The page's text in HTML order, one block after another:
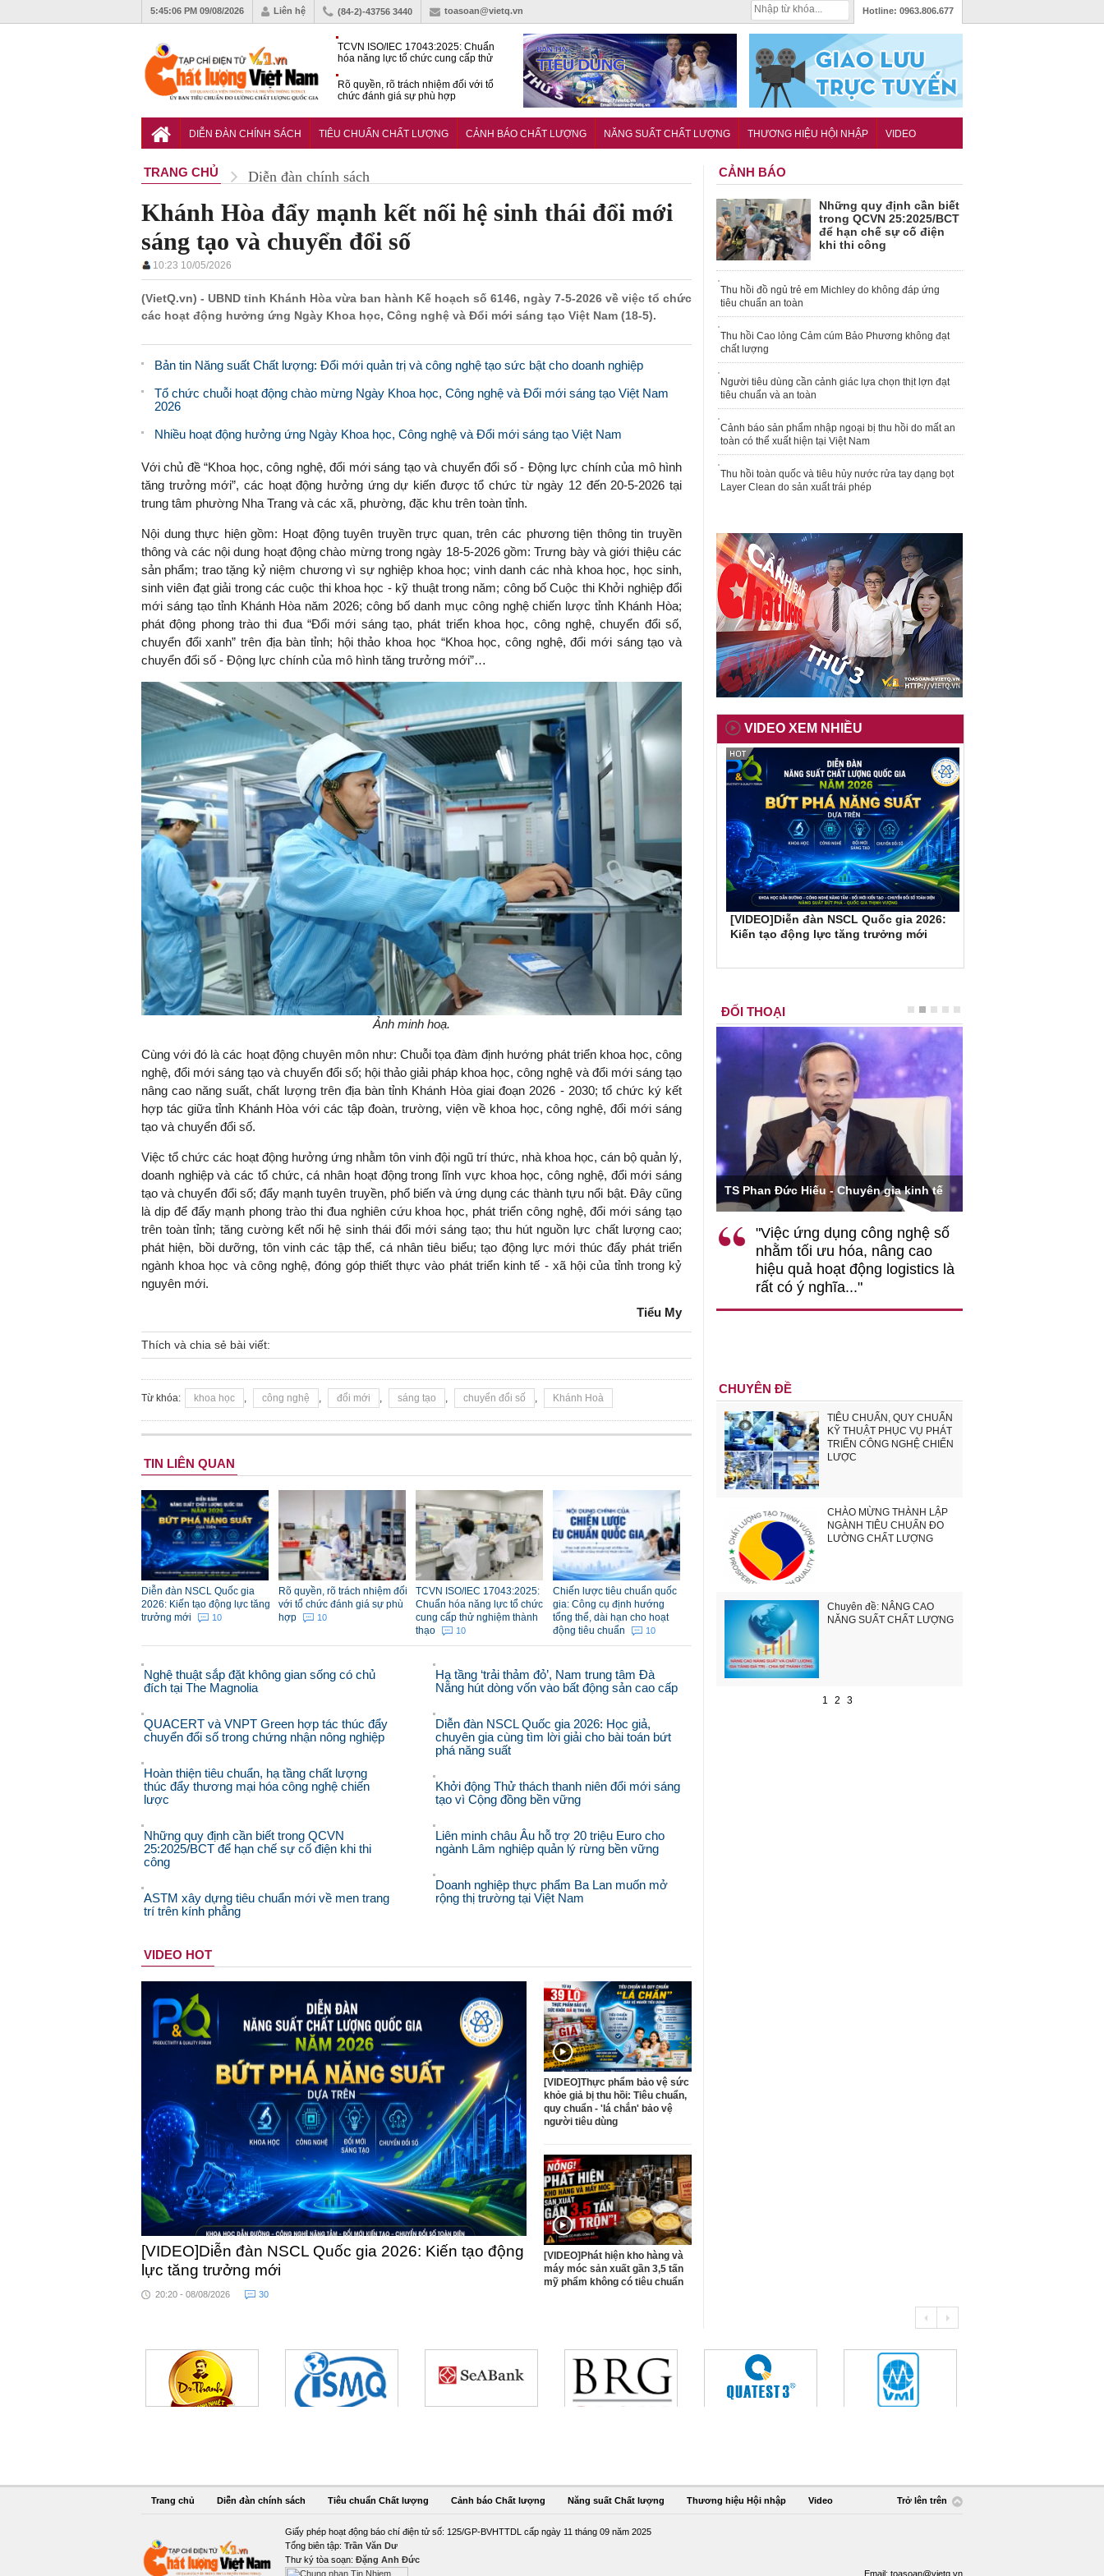
5:45:07 PM 09/08/2026 Liên hệ (84-2)-43756 3440 toasoan@vietq.vn Hotline: 0963.806.677
TCVN ISO/IEC 17043:2025: Chuẩn
hóa năng lực tổ chức cung cấp thử
Rõ quyền, rõ trách nhiệm đối với tổ
chức đánh giá sự phù hợp
Công cụ định hướng tổng thể, dài
DIỄN ĐÀN CHÍNH SÁCH TIÊU CHUẨN CHẤT LƯỢNG CẢNH BÁO CHẤT LƯỢNG NĂNG SUẤT CHẤT LƯỢNG THƯƠNG HIỆU HỘI NHẬP VIDEO
TRANG CHỦ Diễn đàn chính sách
Khánh Hòa đẩy mạnh kết nối hệ sinh thái đổi mới
sáng tạo và chuyển đổi số
10:23 10/05/2026
(VietQ.vn) - UBND tỉnh Khánh Hòa vừa ban hành Kế hoạch số 6146, ngày 7-5-2026 về việc tổ chức
các hoạt động hưởng ứng Ngày Khoa học, Công nghệ và Đổi mới sáng tạo Việt Nam (18-5).
Bản tin Năng suất Chất lượng: Đổi mới quản trị và công nghệ tạo sức bật cho doanh nghiệp
Tổ chức chuỗi hoạt động chào mừng Ngày Khoa học, Công nghệ và Đổi mới sáng tạo Việt Nam
2026
Nhiều hoạt động hưởng ứng Ngày Khoa học, Công nghệ và Đổi mới sáng tạo Việt Nam
Với chủ đề “Khoa học, công nghệ, đổi mới sáng tạo và chuyển đổi số - Động lực chính của mô hình
tăng trưởng mới”, các hoạt động hưởng ứng dự kiến được tổ chức từ ngày 12 đến 20-5-2026 tại
trung tâm phường Nha Trang và các xã, phường, đặc khu trên toàn tỉnh.
Nội dung thực hiện gồm: Hoạt động tuyên truyền trực quan, trên các phương tiện thông tin truyền
thông và các nội dung hoạt động chào mừng trong ngày 18-5-2026 gồm: Trưng bày và giới thiệu các
sản phẩm; trao tặng kỷ niệm chương vì sự nghiệp khoa học; vinh danh các nhà khoa học, học sinh,
sinh viên đạt giải trong các cuộc thi khoa học - kỹ thuật trong năm; công bố Cuộc thi Khởi nghiệp đổi
mới sáng tạo tỉnh Khánh Hòa năm 2026; công bố danh mục công nghệ chiến lược tỉnh Khánh Hòa;
phát động phong trào thi đua “Đổi mới sáng tạo, phát triển khoa học, công nghệ, chuyển đổi số,
chuyển đổi xanh” trên địa bàn tỉnh; hội thảo khoa học “Khoa học, công nghệ, đổi mới sáng tạo và
chuyển đổi số - Động lực chính của mô hình tăng trưởng mới”…
Ảnh minh hoạ.
Cùng với đó là các hoạt động chuyên môn như: Chuỗi tọa đàm định hướng phát triển khoa học, công
nghệ, đổi mới sáng tạo và chuyển đổi số; hội thảo giải pháp khoa học, công nghệ và đổi mới sáng tạo
nâng cao năng suất, chất lượng trên địa bàn tỉnh Khánh Hòa giai đoạn 2026 - 2030; tổ chức ký kết
hợp tác giữa tỉnh Khánh Hòa với các tập đoàn, trường, viện về khoa học, công nghệ, đổi mới sáng
tạo và chuyển đổi số.
Việc tổ chức các hoạt động hưởng ứng nhằm tôn vinh đội ngũ trí thức, nhà khoa học, cán bộ quản lý,
doanh nghiệp và các tổ chức, cá nhân hoạt động trong lĩnh vực khoa học, công nghệ, đổi mới sáng
tạo và chuyển đổi số; đẩy mạnh tuyên truyền, phổ biến và ứng dụng các thành tựu nổi bật. Đây cũng
là dịp để đẩy mạnh phong trào thi đua nghiên cứu khoa học, phát triển công nghệ, đổi mới sáng tạo
trên toàn tỉnh; tăng cường kết nối hệ sinh thái đổi mới sáng tạo; thu hút nguồn lực chất lượng cao;
phát hiện, bồi dưỡng, tôn vinh các tập thể, cá nhân tiêu biểu; tạo động lực mới thúc đẩy phát triển
ngành khoa học và công nghệ, đóng góp thiết thực vào phát triển kinh tế - xã hội của tỉnh trong kỷ
nguyên mới.
Tiểu My
Thích và chia sẻ bài viết:
Từ khóa: khoa học công nghệ đổi mới sáng tạo chuyển đổi số Khánh Hoà
TIN LIÊN QUAN
Diễn đàn NSCL Quốc gia
2026: Kiến tạo động lực tăng
trưởng mới
10
Rõ quyền, rõ trách nhiệm đối
với tổ chức đánh giá sự phù
hợp
10
TCVN ISO/IEC 17043:2025:
Chuẩn hóa năng lực tổ chức
cung cấp thử nghiệm thành
thạo
10
Chiến lược tiêu chuẩn quốc
gia: Công cụ định hướng
tổng thể, dài hạn cho hoạt
động tiêu chuẩn
10
Nghệ thuật sắp đặt không gian sống có chủ
đích tại The Magnolia
QUACERT và VNPT Green hợp tác thúc đẩy
chuyển đổi số trong chứng nhận nông nghiệp
Hoàn thiện tiêu chuẩn, hạ tầng chất lượng
thúc đẩy thương mại hóa công nghệ chiến
lược
Những quy định cần biết trong QCVN
25:2025/BCT để hạn chế sự cố điện khi thi
công
ASTM xây dựng tiêu chuẩn mới về men trang
trí trên kính phẳng
Hạ tầng ‘trải thảm đỏ’, Nam trung tâm Đà
Nẵng hút dòng vốn vào bất động sản cao cấp
Diễn đàn NSCL Quốc gia 2026: Học giả,
chuyên gia cùng tìm lời giải cho bài toán bứt
phá năng suất
Khởi động Thử thách thanh niên đổi mới sáng
tạo vì Cộng đồng bền vững
Liên minh châu Âu hỗ trợ 20 triệu Euro cho
ngành Lâm nghiệp quản lý rừng bền vững
Doanh nghiệp thực phẩm Ba Lan muốn mở
rộng thị trường tại Việt Nam
VIDEO HOT
[VIDEO]Diễn đàn NSCL Quốc gia 2026: Kiến tạo động
lực tăng trưởng mới
20:20 - 08/08/2026 30
[VIDEO]Thực phẩm bảo vệ sức
khỏe giả bị thu hồi: Tiêu chuẩn,
quy chuẩn - 'lá chắn' bảo vệ
người tiêu dùng
[VIDEO]Phát hiện kho hàng và
máy móc sản xuất gần 3,5 tấn
mỹ phẩm không có tiêu chuẩn
CẢNH BÁO
Những quy định cần biết
trong QCVN 25:2025/BCT
để hạn chế sự cố điện
khi thi công
Thu hồi đồ ngủ trẻ em Michley do không đáp ứng
tiêu chuẩn an toàn
Thu hồi Cao lỏng Cảm cúm Bảo Phương không đạt
chất lượng
Người tiêu dùng cần cảnh giác lựa chọn thịt lợn đạt
tiêu chuẩn và an toàn
Cảnh báo sản phẩm nhập ngoại bị thu hồi do mất an
toàn có thể xuất hiện tại Việt Nam
Thu hồi toàn quốc và tiêu hủy nước rửa tay dạng bọt
Layer Clean do sản xuất trái phép
VIDEO XEM NHIỀU
[VIDEO]Diễn đàn NSCL Quốc gia 2026:
Kiến tạo động lực tăng trưởng mới
ĐỐI THOẠI
TS. Nguyễn Đức Độ - Phó Viện trưởng
Viện Kinh tế Tài chính
"Có rất nhiều việc phải làm
ngay từ bây giờ và trên thực tế
đang được tiến hành như tăng
khởi nghiệp..."
Việc sử dụng hiệu quả chính
sách tài khóa không chỉ mang ý
nghĩa hỗ trợ ngắn hạn mà còn
tăng trưởng bền vững dài hạn.
TS Phan Đức Hiếu - Chuyên gia kinh tế
"Việc ứng dụng công nghệ số
nhằm tối ưu hóa, nâng cao
hiệu quả hoạt động logistics là
rất có ý nghĩa..."
CHUYÊN ĐỀ
TIÊU CHUẨN, QUY CHUẨN
KỸ THUẬT PHỤC VỤ PHÁT
TRIỂN CÔNG NGHỆ CHIẾN
LƯỢC
CHÀO MỪNG THÀNH LẬP
NGÀNH TIÊU CHUẨN ĐO
LƯỜNG CHẤT LƯỢNG
Chuyên đề: NÂNG CAO
NĂNG SUẤT CHẤT LƯỢNG
1 2 3
Trang chủ Diễn đàn chính sách Tiêu chuẩn Chất lượng Cảnh báo Chất lượng Năng suất Chất lượng Thương hiệu Hội nhập Video Trở lên trên
Giấy phép hoạt động báo chí điện tử số: 125/GP-BVHTTDL cấp ngày 11 tháng 09 năm 2025
Tổng biên tập: Trần Văn Dư
Thư ký tòa soạn: Đặng Anh Đức
Email: toasoan@vietq.vn